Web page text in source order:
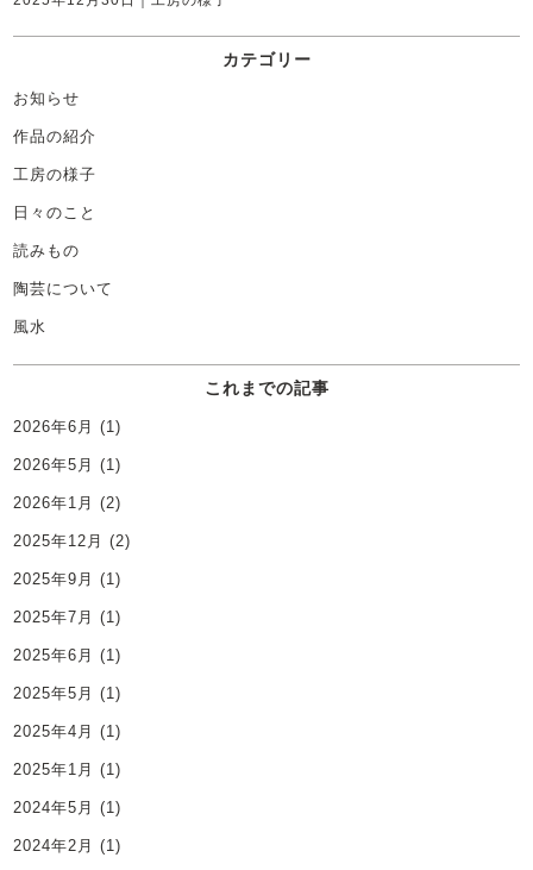
カテゴリー
お知らせ
作品の紹介
工房の様子
日々のこと
読みもの
陶芸について
風水
これまでの記事
2026年6月 (1)
2026年5月 (1)
2026年1月 (2)
2025年12月 (2)
2025年9月 (1)
2025年7月 (1)
2025年6月 (1)
2025年5月 (1)
2025年4月 (1)
2025年1月 (1)
2024年5月 (1)
2024年2月 (1)